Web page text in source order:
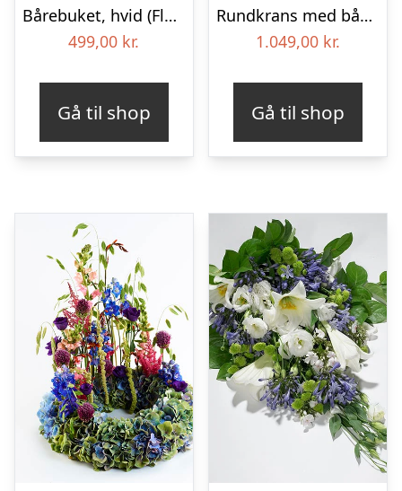
Bårebuket, hvid (Floristens kreative valg) med bånd
499,00 kr.
Gå til shop
Rundkrans med bånd – Floristens kreative valg
1.049,00 kr.
Gå til shop